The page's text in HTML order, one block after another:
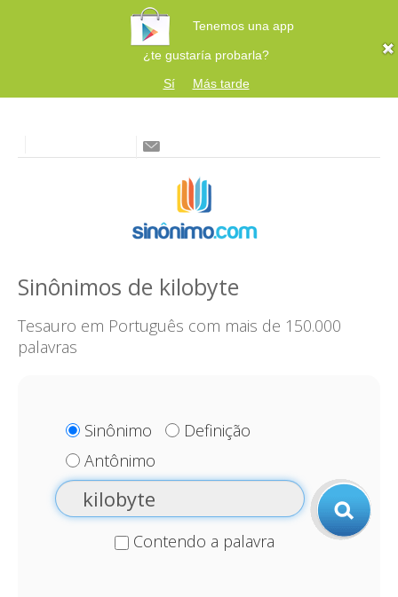
Tenemos una app
¿te gustaría probarla?
Sí
Más tarde
Sinônimos de kilobyte
Tesauro em Português com mais de 150.000
palavras
Sinônimo
Definição
Antônimo
Contendo a palavra